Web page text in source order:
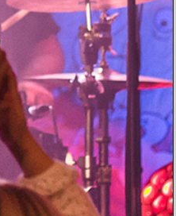
bli verre –
John